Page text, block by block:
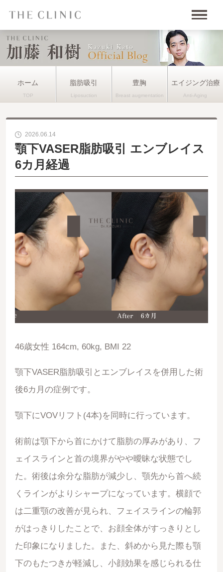
ホーム 脂肪吸引 豊胸 エイジング治療
2026.06.14
顎下VASER脂肪吸引 エンブレイス
6カ月経過
46歳女性 164cm, 60kg, BMI 22
顎下VASER脂肪吸引とエンブレイスを併用した術
後6カ月の症例です。
顎下にVOVリフト(4本)を同時に行っています。
術前は顎下から首にかけて脂肪の厚みがあり、フ
ェイスラインと首の境界がやや曖昧な状態でし
た。術後は余分な脂肪が減少し、顎先から首へ続
くラインがよりシャープになっています。横顔で
は二重顎の改善が見られ、フェイスラインの輪郭
がはっきりしたことで、お顔全体がすっきりとし
た印象になりました。また、斜めから見た際も顎
下のもたつきが軽減し、小顔効果を感じられる仕